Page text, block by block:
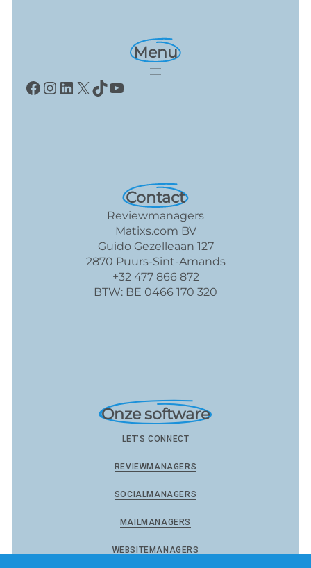
Menu
Facebook
Instagram
LinkedIn
X TikTok
YouTube
Contact
Reviewmanagers
Matixs.com BV
Guido Gezelleaan 127
2870 Puurs-Sint-Amands
+32 477 866 872
BTW: BE 0466 170 320
Onze software
LET’S CONNECT
REVIEWMANAGERS
SOCIALMANAGERS
MAILMANAGERS
WEBSITEMANAGERS